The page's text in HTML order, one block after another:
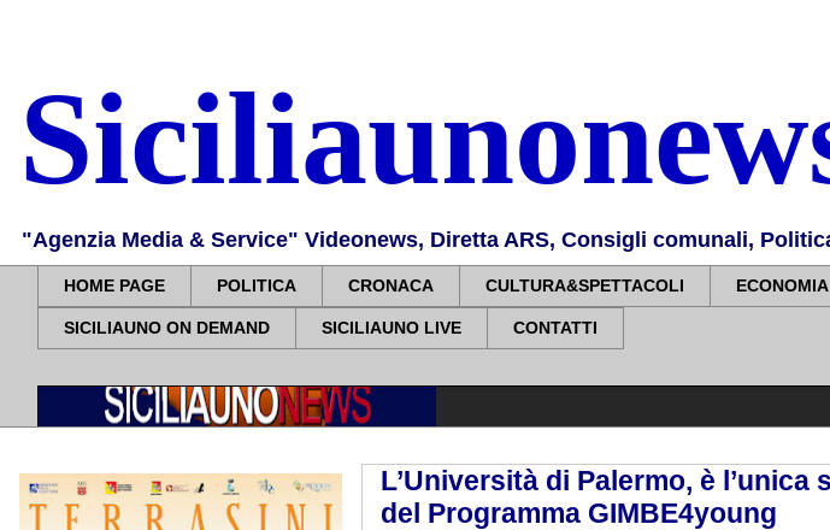
"Agenzia Media & Service" Videonews, Diretta ARS, Consigli comunali,
HOME PAGE POLITICA CRONACA CULTURA&SPETTACOLI
SICILIAUNO ON DEMAND SICILIAUNO LIVE CONTATTI
L’Università di Palermo, è
del Programma GIMBE4young